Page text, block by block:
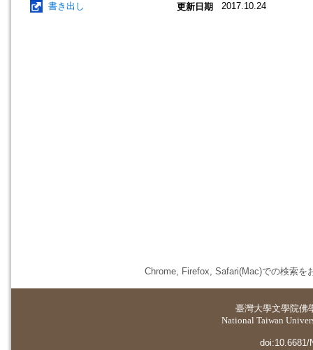
書き出し 更新日期 2017.10.24
Chrome, Firefox, Safari(Mac)での検索を
臺灣大學文學院佛
National Taiwan
doi:10.6681/